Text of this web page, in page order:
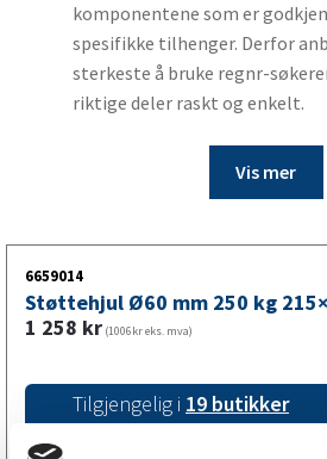
komponentene som er
spesifikke tilhenger. Derfor
sterkeste å bruke regnr-
riktige deler raskt og enkelt.
Vis mer
6659014
Støttehjul Ø60 mm 250 kg
1 258 kr (1006kr eks. mva)
Tilgjengelig i 19 butikker